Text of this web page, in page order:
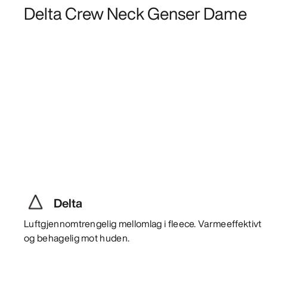
Delta Crew Neck Genser Dame
Delta
Luftgjennomtrengelig mellomlag i fleece. Varmeeffektivt
og behagelig mot huden.